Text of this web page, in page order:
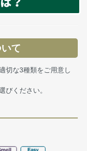
て
切な3種類をご用意し
びください。